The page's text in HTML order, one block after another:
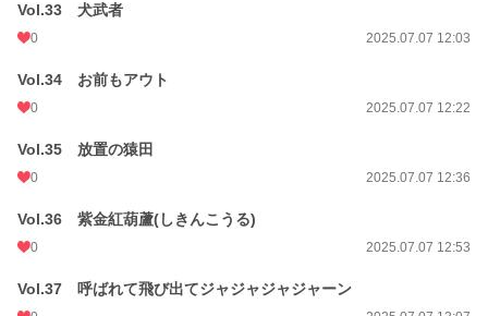
Vol.33 犬武者
0 2025.07.07 12:03
Vol.34 お前もアウト
0 2025.07.07 12:22
Vol.35 放置の猿田
0 2025.07.07 12:36
Vol.36 紫金紅葫蘆(しきんこうる)
0 2025.07.07 12:53
Vol.37 呼ばれて飛び出てジャジャジャジャーン